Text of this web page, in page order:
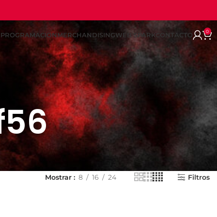
MERCHANDISINGWEB SPARK CONTACTO 0
Mostrar 8 16 24 Filtros